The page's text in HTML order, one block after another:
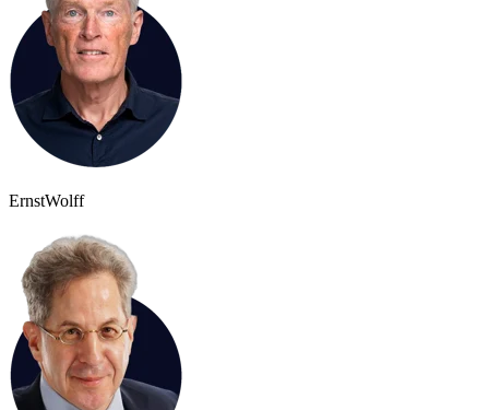
ErnstWolff